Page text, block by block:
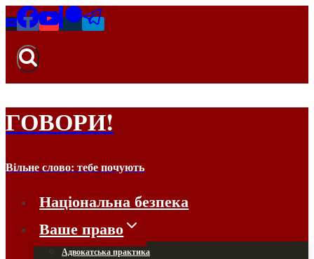
Перейти
до
вмісту
ГОВОРИ!
Вільне слово: тебе почують
Національна безпека
Ваше право
Адвокатська практика